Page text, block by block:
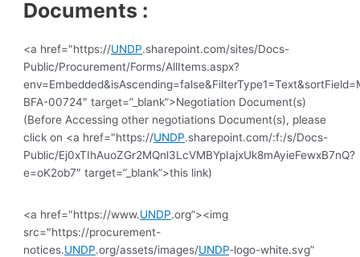
Documents :
<a href="https://UNDP.sharepoint.com/sites/Docs-
Public/Procurement/Forms/AllItems.aspx?
BFA-00724″ target=”_blank”>Negotiation Document(s)
(Before Accessing other negotiations Document(s), please
click on <a href="https://UNDP.sharepoint.com/:f:/s/Docs-
Public/Ej0xTIhAuoZGr2MQnl3LcVMBYpIajxUk8mAyieFewxB7nQ?
e=oK2ob7″ target=”_blank”>this link)
<a href="https://www.UNDP.org”><img
src="https://procurement-
notices.UNDP.org/assets/images/UNDP-logo-white.svg”